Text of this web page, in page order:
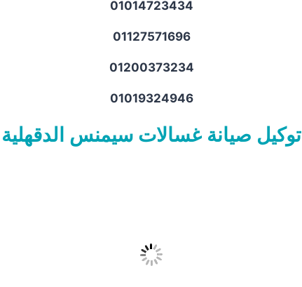
01014723434
01127571696
01200373234
01019324946
توكيل صيانة غسالات سيمنس الدقهلية